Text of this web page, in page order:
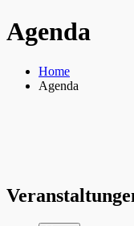
Agenda
Home
Agenda